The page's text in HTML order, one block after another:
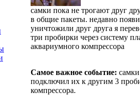
самки пока не трогают друг
в общие пакеты. недавно
уничтожили друг друга я
три пробирки через систему
аквариумного компрессора
Самое важное событие:
подключил их к другим 3
компрессора.